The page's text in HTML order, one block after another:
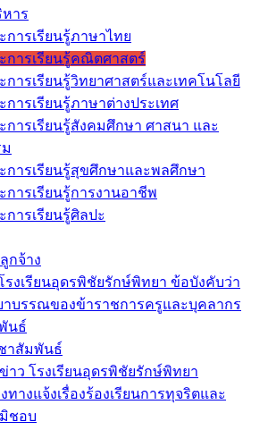
าร
การเรียนรู้ภาษาไทย
การเรียนรู้คณิตศาสตร์
การเรียนรู้วิทยาศาสตร์และเทคโนโลยี
การเรียนรู้ภาษาต่างประเทศ
การเรียนรู้สังคมศึกษา ศาสนา และ
การเรียนรู้สุขศึกษาและพลศึกษา
การเรียนรู้การงานอาชีพ
การเรียนรู้ศิลปะ
กจ้าง
รงเรียนอุดรพิชัยรักษ์พิทยา ข้อบังคับว่า
าบรรณของข้าราชการครูและบุคลากร
นธ์
าสัมพันธ์
าว โรงเรียนอุดรพิชัยรักษ์พิทยา
ทางแจ้งเรื่องร้องเรียนการทุจริตและ
ชอบ